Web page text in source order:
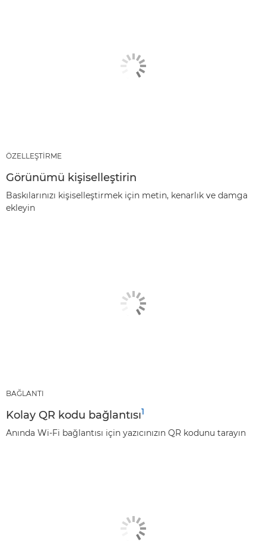
ÖZELLEŞTİRME
Görünümü kişiselleştirin
Baskılarınızı kişiselleştirmek için metin, kenarlık ve damga
ekleyin
BAĞLANTI
Kolay QR kodu bağlantısı1
Anında Wi-Fi bağlantısı için yazıcınızın QR kodunu tarayın